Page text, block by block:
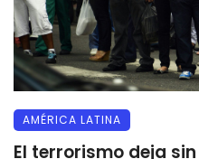
AMÉRICA LATINA
El terrorismo deja